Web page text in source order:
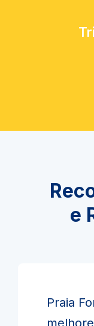
e
Praia